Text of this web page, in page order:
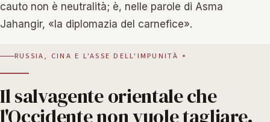
cauto non è neutralità; è, nelle parole di Asma
Jahangir, «la diplomazia del carnefice».
RUSSIA, CINA E L'ASSE DELL'IMPUNITÀ
Il salvagente orientale che